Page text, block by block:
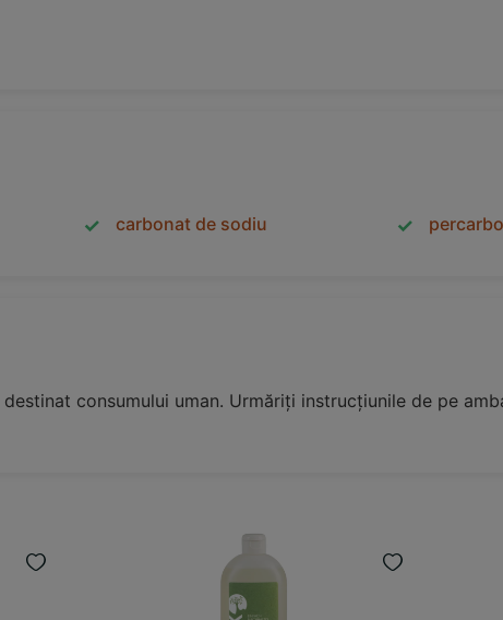
carbonat de sodiu
consumului uman. Urmăriți instrucțiunile de pe